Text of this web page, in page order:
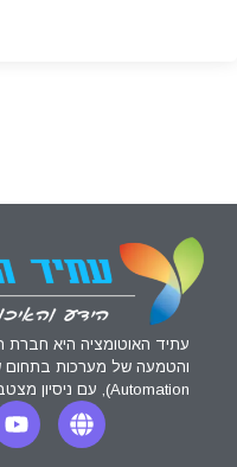
עתיד האוטומציה היא חברת
Automation), עם ניסיון מצטבר עשיר ומספר רב של לקוחות מרוצים.